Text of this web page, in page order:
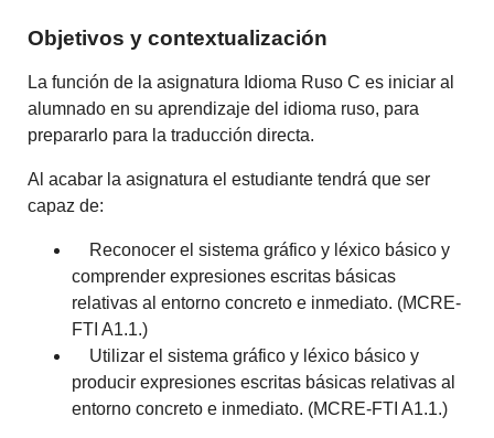
Objetivos y contextualización
La función de la asignatura Idioma Ruso C es iniciar al
alumnado en su aprendizaje del idioma ruso, para
prepararlo para la traducción directa.
Al acabar la asignatura el estudiante tendrá que ser
capaz de:
Reconocer el sistema gráfico y léxico básico y
comprender expresiones escritas básicas
relativas al entorno concreto e inmediato. (MCRE-
FTI A1.1.)
Utilizar el sistema gráfico y léxico básico y
producir expresiones escritas básicas relativas al
entorno concreto e inmediato. (MCRE-FTI A1.1.)